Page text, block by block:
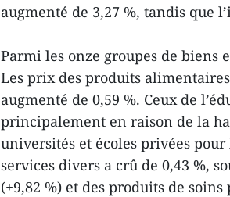
augmenté de 3,27 %, tandis que
Parmi les onze groupes de biens
Les prix des produits
augmenté de 0,59 %. Ceux de
principalement en raison de la
universités et écoles privées pour
services divers a crû de 0,43 %,
(+9,82 %) et des produits de soins